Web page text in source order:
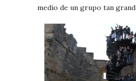
medio de un grupo tan